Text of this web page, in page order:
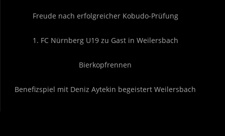
Freude nach erfolgreicher Kobudo-Prüfung
1. FC Nürnberg U19 zu Gast in Weilersbach
Bierkopfrennen
Benefizspiel mit Deniz Aytekin begeistert Weilersbach